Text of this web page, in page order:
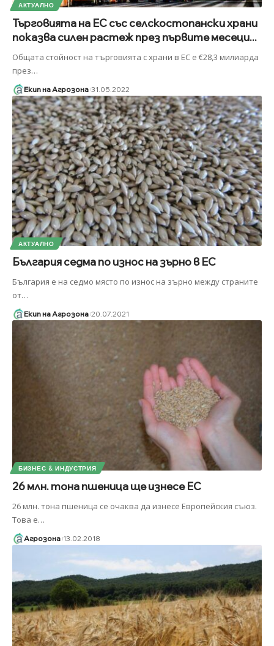
АКТУАЛНО
Търговията на ЕС със селскостопански храни
показва силен растеж през първите месеци...
Общата стойност на търговията с храни в ЕС е €28,3 милиарда
през…
Екип на Агрозона 31.05.2022
АКТУАЛНО
България седма по износ на зърно в ЕС
България е на седмо място по износ на зърно между страните
от…
Екип на Агрозона 20.07.2021
БИЗНЕС & ИНДУСТРИЯ
26 млн. тона пшеница ще изнесе ЕС
26 млн. тона пшеница се очаква да изнесе Европейския съюз.
Това е…
Агрозона 13.02.2018